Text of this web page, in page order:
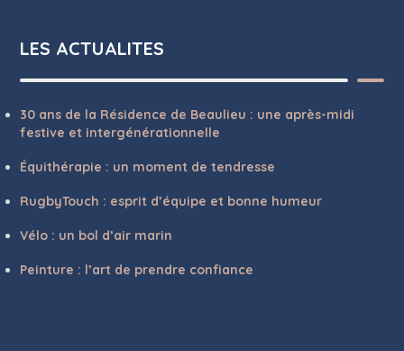
LES ACTUALITES
30 ans de la Résidence de Beaulieu : une après-midi
festive et intergénérationnelle
Équithérapie : un moment de tendresse
RugbyTouch : esprit d’équipe et bonne humeur
Vélo : un bol d’air marin
Peinture : l’art de prendre confiance